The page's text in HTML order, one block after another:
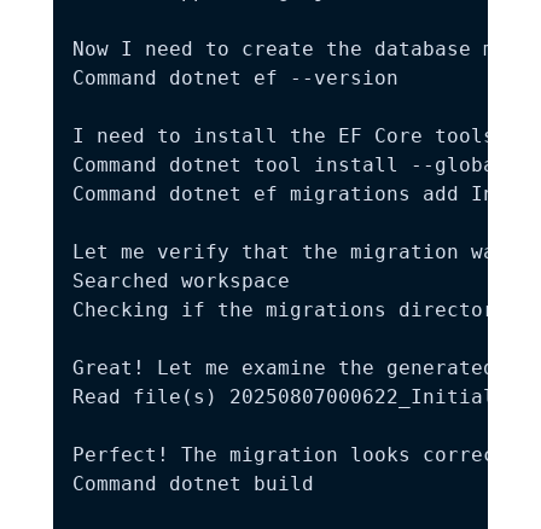
Now I need to create the database
Command dotnet ef --version
I need to install the EF Core tools
Command dotnet tool install --global
Command dotnet ef migrations add
Let me verify that the migration was
Searched workspace
Checking if the migrations directory
Great! Let me examine the generated
Read file(s)
Perfect! The migration looks correct.
Command dotnet build